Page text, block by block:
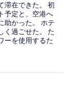
滞在できた。 初
予定と、空港へ
助かった。 ホテ
く過ごせた。 た
ーを使用するた
。 廊下の音や
開閉も気を使